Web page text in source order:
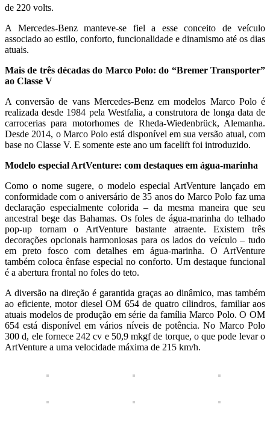
de 220 volts.
A Mercedes-Benz manteve-se fiel a esse conceito de veículo
associado ao estilo, conforto, funcionalidade e dinamismo até os dias
atuais.
Mais de três décadas do Marco Polo: do “Bremer Transporter”
ao Classe V
A conversão de vans Mercedes-Benz em modelos Marco Polo é
realizada desde 1984 pela Westfalia, a construtora de longa data de
carrocerias para motorhomes de Rheda-Wiedenbrück, Alemanha.
Desde 2014, o Marco Polo está disponível em sua versão atual, com
base no Classe V. E somente este ano um facelift foi introduzido.
Modelo especial ArtVenture: com destaques em água-marinha
Como o nome sugere, o modelo especial ArtVenture lançado em
conformidade com o aniversário de 35 anos do Marco Polo faz uma
declaração especialmente colorida – da mesma maneira que seu
ancestral bege das Bahamas. Os foles de água-marinha do telhado
pop-up tornam o ArtVenture bastante atraente. Existem três
decorações opcionais harmoniosas para os lados do veículo – tudo
em preto fosco com detalhes em água-marinha. O ArtVenture
também coloca ênfase especial no conforto. Um destaque funcional
é a abertura frontal no foles do teto.
A diversão na direção é garantida graças ao dinâmico, mas também
ao eficiente, motor diesel OM 654 de quatro cilindros, familiar aos
atuais modelos de produção em série da família Marco Polo. O OM
654 está disponível em vários níveis de potência. No Marco Polo
300 d, ele fornece 242 cv e 50,9 mkgf de torque, o que pode levar o
ArtVenture a uma velocidade máxima de 215 km/h.